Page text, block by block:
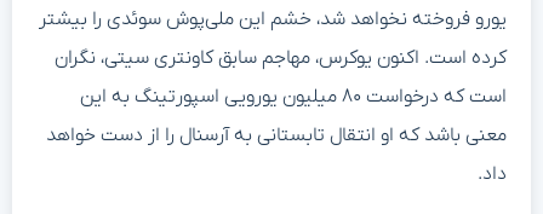
یورو فروخته نخواهد شد، خشم این ملی‌پوش سوئدی را بیشتر
کرده است. اکنون یوکرس، مهاجم سابق کاونتری سیتی، نگران
است که درخواست ۸۰ میلیون یورویی اسپورتینگ به این
معنی باشد که او انتقال تابستانی به آرسنال را از دست خواهد
داد.